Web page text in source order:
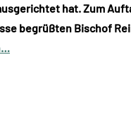
hat. Zum
begrüßten Bischof